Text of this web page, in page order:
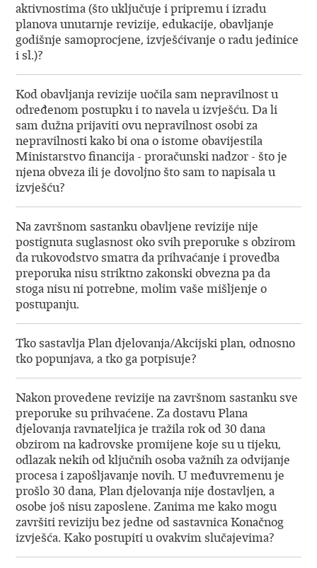
aktivnostima (što uključuje i pripremu i izradu
planova unutarnje revizije, edukacije, obavljanje
godišnje samoprocjene, izvješćivanje o radu jedinice
i sl.)?
Kod obavljanja revizije uočila sam nepravilnost u
određenom postupku i to navela u izvješću. Da li
sam dužna prijaviti ovu nepravilnost osobi za
nepravilnosti kako bi ona o istome obavijestila
Ministarstvo financija - proračunski nadzor - što je
njena obveza ili je dovoljno što sam to napisala u
izvješću?
Na završnom sastanku obavljene revizije nije
postignuta suglasnost oko svih preporuke s obzirom
da rukovodstvo smatra da prihvaćanje i provedba
preporuka nisu striktno zakonski obvezna pa da
stoga nisu ni potrebne, molim vaše mišljenje o
postupanju.
Tko sastavlja Plan djelovanja/Akcijski plan, odnosno
tko popunjava, a tko ga potpisuje?
Nakon provedene revizije na završnom sastanku sve
preporuke su prihvaćene. Za dostavu Plana
djelovanja ravnateljica je tražila rok od 30 dana
obzirom na kadrovske promijene koje su u tijeku,
odlazak nekih od ključnih osoba važnih za odvijanje
procesa i zapošljavanje novih. U međuvremenu je
prošlo 30 dana, Plan djelovanja nije dostavljen, a
osobe još nisu zaposlene. Zanima me kako mogu
završiti reviziju bez jedne od sastavnica Konačnog
izvješća. Kako postupiti u ovakvim slučajevima?